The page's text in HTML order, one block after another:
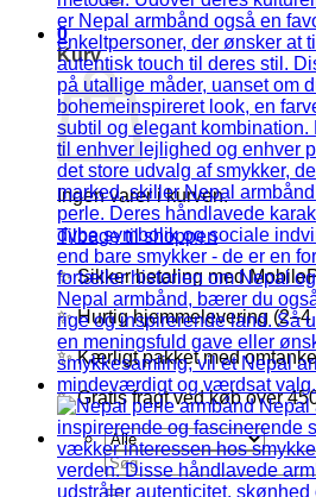
0
Kurv
Ingen varer i kurven.
Tilbage til shoppen
✨ Sikker betaling med
✨ Hurtig hjemmelevering
✨ Kærligt pakket med omtanke
✨ Gratis fragt ved køb over
Søg
efter: